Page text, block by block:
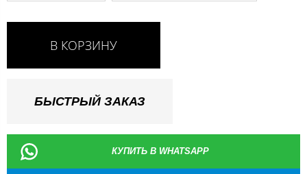
В КОРЗИНУ
БЫСТРЫЙ ЗАКАЗ
КУПИТЬ В WHATSAPP